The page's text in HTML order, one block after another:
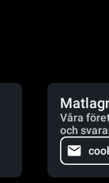
Våra
och